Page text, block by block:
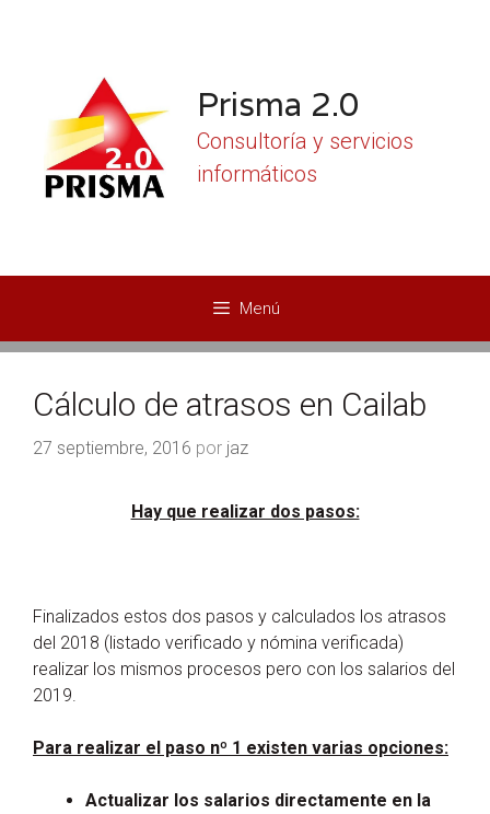
Prisma 2.0
Consultoría y servicios
informáticos
Menú
Cálculo de atrasos en Cailab
27 septiembre, 2016 por jaz
Hay que realizar dos pasos:
Finalizados estos dos pasos y calculados los atrasos
del 2018 (listado verificado y nómina verificada)
realizar los mismos procesos pero con los salarios del
2019.
Para realizar el paso nº 1 existen varias opciones:
Actualizar los salarios directamente en la